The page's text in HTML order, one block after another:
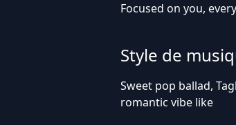
Focused on you,
Style de
Sweet pop ballad,
romantic vibe like